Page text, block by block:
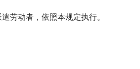
劳动者，依照本规定执行。